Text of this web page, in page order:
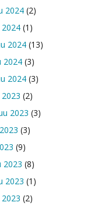
2024(2)
(1)
2024(13)
2024(3)
2024(3)
(2)
2023 (3)
(3)
(9)
2023 (8)
2023 (1)
(2)